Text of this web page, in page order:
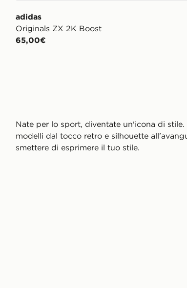
adidas
Originals ZX 2K Boost
65,00€
Nate per lo sport, diventate un'icona di
modelli dal tocco retro e silhouette
smettere di esprimere il tuo stile.